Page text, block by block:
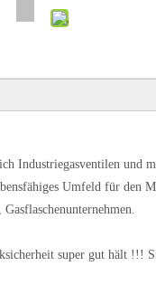
Industriegasventilen und
Umfeld für den
super gut hält !!!